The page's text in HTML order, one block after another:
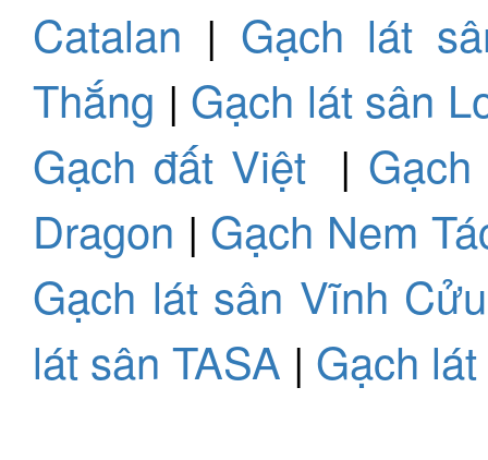
Catalan | Gạch lát
Thắng | Gạch lát sân
Gạch đất Việt|
Dragon | Gạch Nem
Gạch lát sân Vĩnh Cửu
lát sân TASA | Gạch